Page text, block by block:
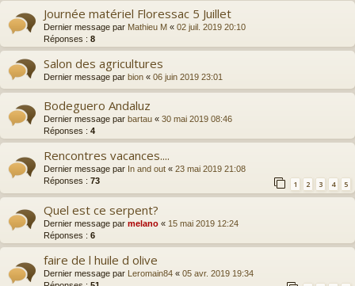
Journée matériel Floressac 5 Juillet
Dernier message par Mathieu M « 02 juil. 2019 20:10
Réponses : 8
Salon des agricultures
Dernier message par bion « 06 juin 2019 23:01
Bodeguero Andaluz
Dernier message par bartau « 30 mai 2019 08:46
Réponses : 4
Rencontres vacances....
Dernier message par In and out « 23 mai 2019 21:08
Réponses : 73 1 2 3 4 5
Quel est ce serpent?
Dernier message par melano « 15 mai 2019 12:24
Réponses : 6
faire de l huile d olive
Dernier message par Leromain84 « 05 avr. 2019 19:34